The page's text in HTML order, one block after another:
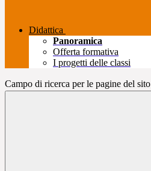
Didattica
Panoramica
Offerta formativa
I progetti delle classi
Campo di ricerca per le pagine del sito